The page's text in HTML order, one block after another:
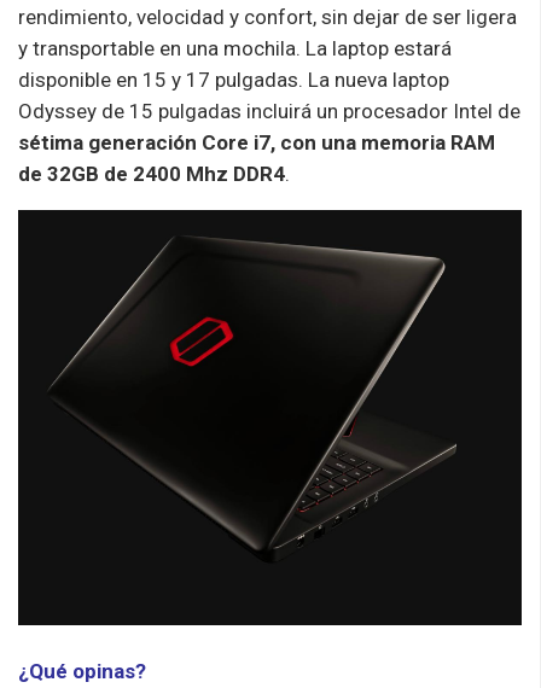
rendimiento, velocidad y confort, sin dejar de ser ligera
y transportable en una mochila. La laptop estará
disponible en 15 y 17 pulgadas. La nueva laptop
Odyssey de 15 pulgadas incluirá un procesador Intel de
sétima generación Core i7, con una memoria RAM
de 32GB de 2400 Mhz DDR4.
¿Qué opinas?